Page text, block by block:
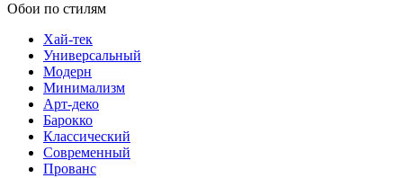
Обои по стилям
Хай-тек
Универсальный
Модерн
Минимализм
Арт-деко
Барокко
Классический
Современный
Прованс